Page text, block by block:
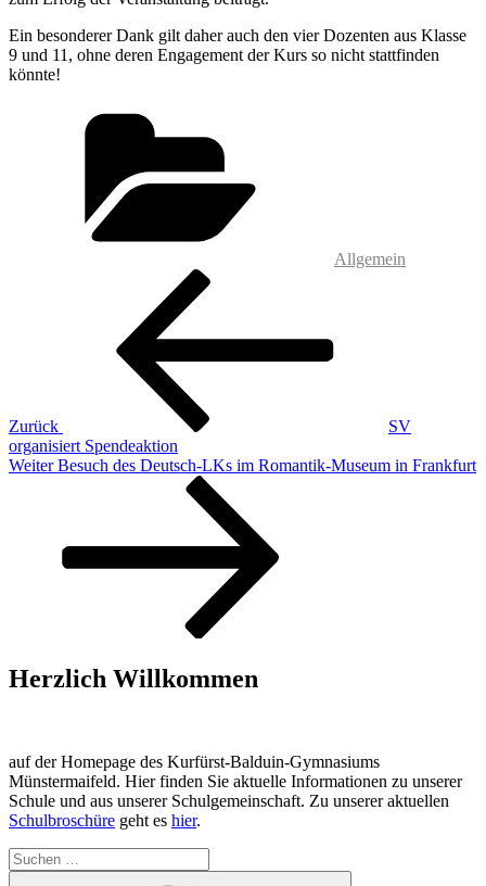
Ein besonderer Dank gilt daher auch den vier Dozenten aus Klasse
9 und 11, ohne deren Engagement der Kurs so nicht stattfinden
könnte!
Allgemein
Beitragsnavigation
Zurück
SV
organisiert Spendeaktion
Nächster
Weiter Besuch des Deutsch-LKs im Romantik-Museum in Frankfurt
Herzlich Willkommen
auf der Homepage des Kurfürst-Balduin-Gymnasiums
Münstermaifeld. Hier finden Sie aktuelle Informationen zu unserer
Schule und aus unserer Schulgemeinschaft. Zu unserer aktuellen
Schulbroschüre geht es hier.
Suchen
nach: